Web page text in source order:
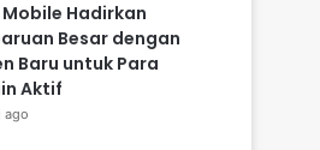
Mobile Hadirkan
Besar dengan
Baru untuk Para
Aktif
ago